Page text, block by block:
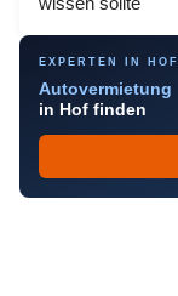
EXPERTEN IN HOF
Autovermietung
in Hof finden